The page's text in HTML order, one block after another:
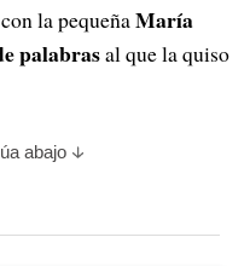
la pequeñaMaría
palabrasal que la quiso
abajo